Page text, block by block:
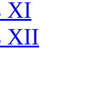
XI
XII